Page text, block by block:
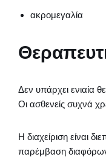
ακρομεγαλία
Δεν υπάρχει ενιαία
Οι ασθενείς συχνά
Η διαχείριση είναι
παρέμβαση